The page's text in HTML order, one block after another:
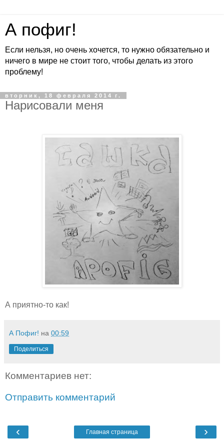
А пофиг!
Если нельзя, но очень хочется, то нужно обязательно и
ничего в мире не стоит того, чтобы делать из этого
проблему!
вторник, 18 февраля 2014 г.
Нарисовали меня
А приятно-то как!
А Пофиг! на 00:59
Поделиться
Комментариев нет:
Отправить комментарий
‹ ›
Главная страница